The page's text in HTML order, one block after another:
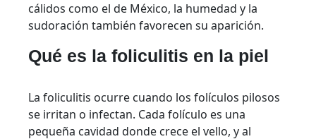
cálidos como el de México, la humedad y la
sudoración también favorecen su aparición.
Qué es la foliculitis en la piel
La foliculitis ocurre cuando los folículos pilosos
se irritan o infectan. Cada folículo es una
pequeña cavidad donde crece el vello, y al